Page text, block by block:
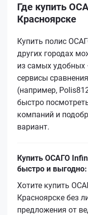
Где купить
Красноярске
Купить полис
других городах
из самых удобных
сервисы
(например,
быстро
компаний и
вариант.
Купить ОСАГО
быстро и
Хотите купить
Красноярске без
предложения от